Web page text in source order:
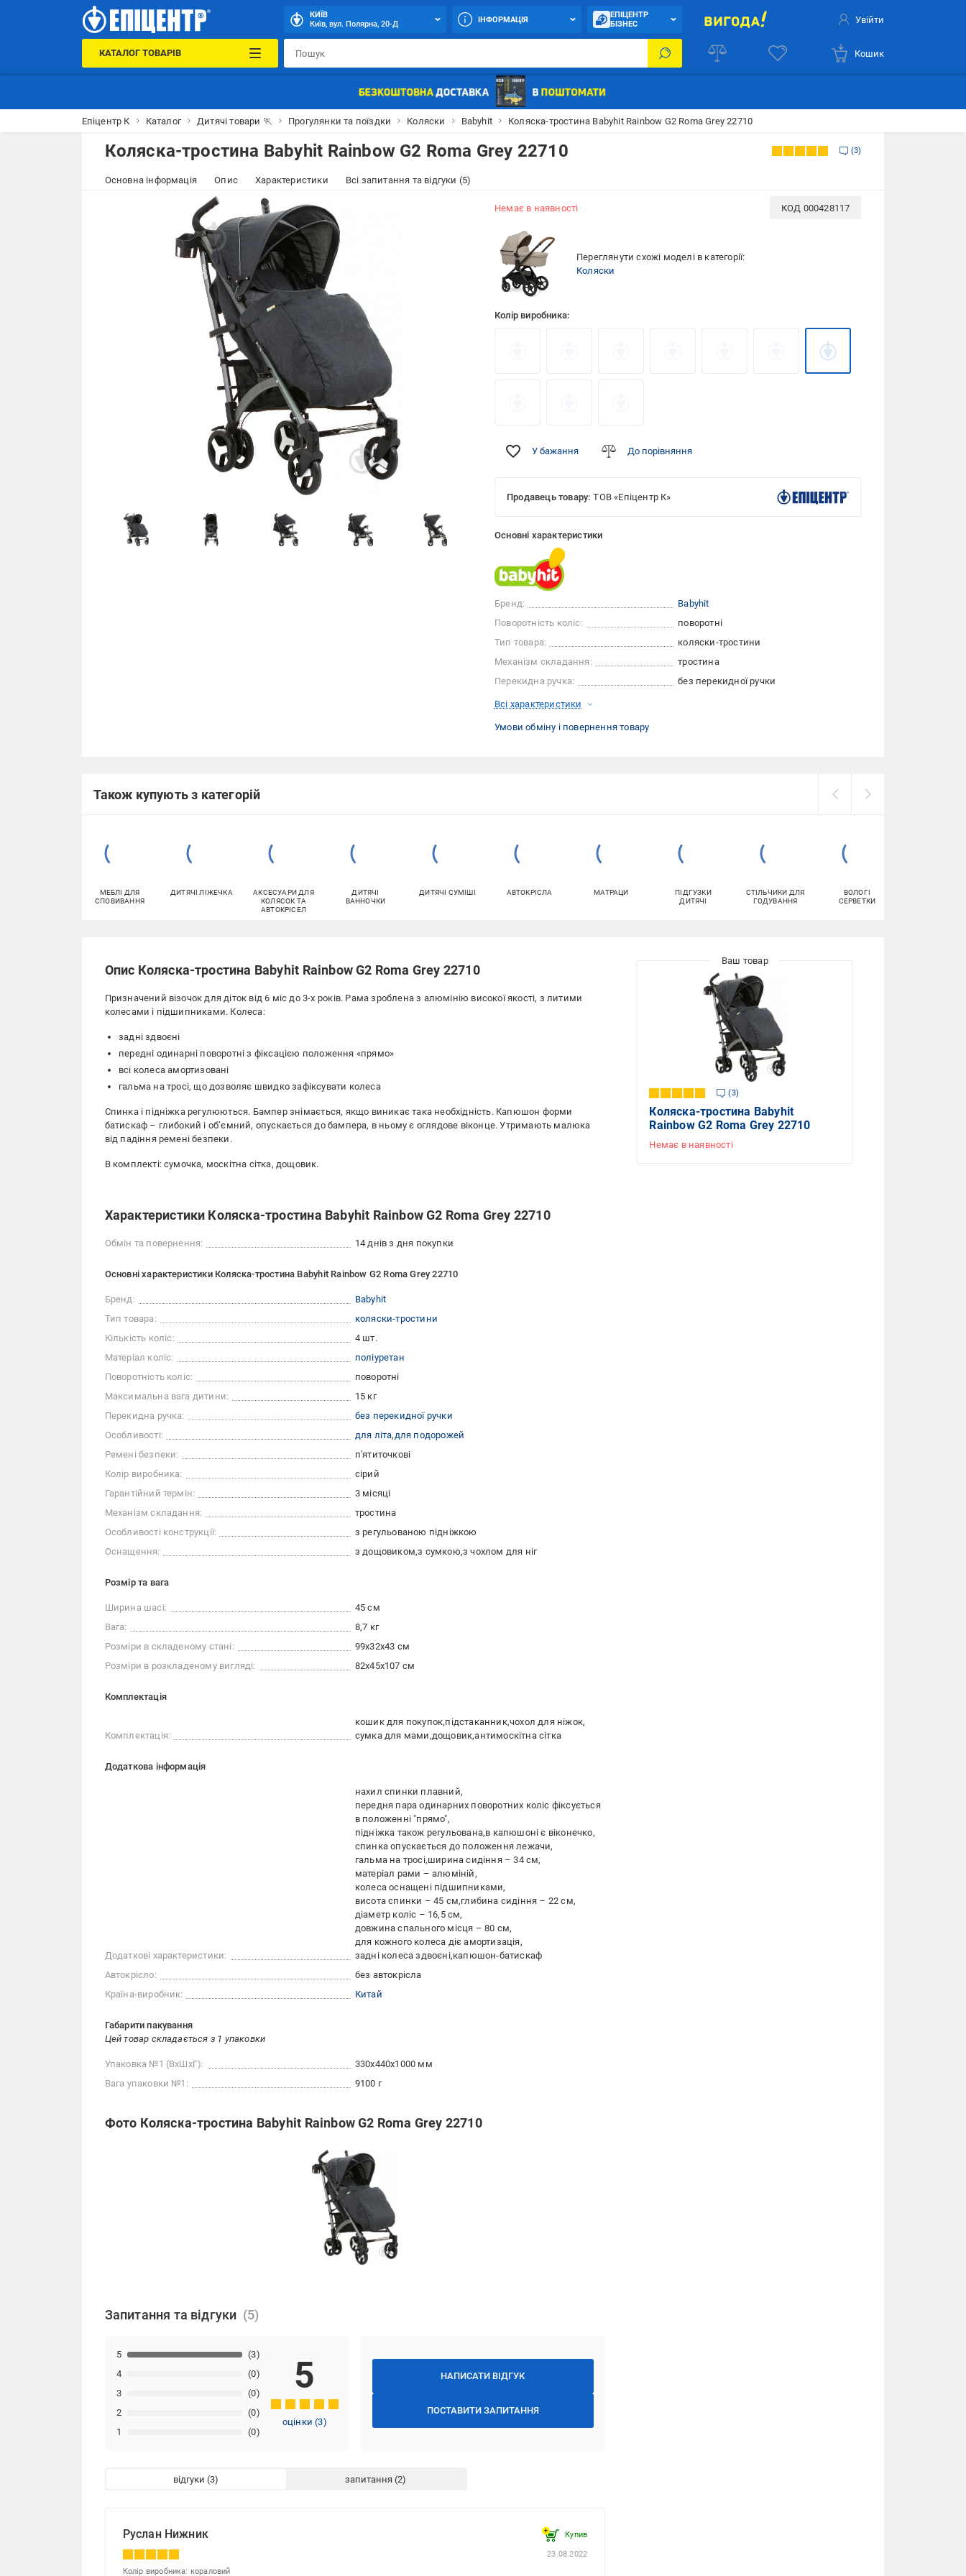
КИЇВ
Київ, вул. Полярна, 20-Д
ІНФОРМАЦІЯ
ЕПІЦЕНТР
БІЗНЕС
Увійти
КАТАЛОГ ТОВАРІВ Кошик
Епіцентр К Каталог Дитячі товари 🏃 Прогулянки та поїздки Коляски Babyhit Коляска-тростина Babyhit Rainbow G2 Roma Grey 22710
Коляска-тростина Babyhit Rainbow G2 Roma Grey 22710 3
Основна інформація Опис Характеристики Всі запитання та відгуки (5)
Немає в наявності КОД 000428117
Переглянути схожі моделі в категорії:
Коляски
Колір виробника:
У бажання До порівняння
Продавець товару: ТОВ «Епіцентр К»
Основні характеристики
Бренд:
Babyhit
Поворотність коліс:
поворотні
Тип товара:
коляски-тростини
Механізм складання:
тростина
Перекидна ручка:
без перекидної ручки
Всі характеристики
Умови обміну і повернення товару
Також купують з категорій
МЕБЛІ ДЛЯ
СПОВИВАННЯ
ДИТЯЧІ ЛІЖЕЧКА
АКСЕСУАРИ ДЛЯ
КОЛЯСОК ТА
АВТОКРІСЕЛ
ДИТЯЧІ
ВАННОЧКИ
ДИТЯЧІ СУМІШІ АВТОКРІСЛА МАТРАЦИ
ПІДГУЗКИ
ДИТЯЧІ
СТІЛЬЧИКИ ДЛЯ
ГОДУВАННЯ
ВОЛОГІ
СЕРВЕТКИ
Опис Коляска-тростина Babyhit Rainbow G2 Roma Grey 22710
Призначений візочок для діток від 6 міс до 3-х років. Рама зроблена з алюмінію високої якості, з литими
колесами і підшипниками. Колеса:
задні здвоєні
передні одинарні поворотні з фіксацією положення «прямо»
всі колеса амортизовані
гальма на тросі, що дозволяє швидко зафіксувати колеса
Спинка і підніжка регулюються. Бампер знімається, якщо виникає така необхідність. Капюшон форми
батискаф – глибокий і об’ємний, опускається до бампера, в ньому є оглядове віконце. Утримають малюка
від падіння ремені безпеки.
В комплекті: сумочка, москітна сітка, дощовик.
Характеристики Коляска-тростина Babyhit Rainbow G2 Roma Grey 22710
Обмін та повернення: 14 днів з дня покупки
Основні характеристики Коляска-тростина Babyhit Rainbow G2 Roma Grey 22710
Бренд:
Babyhit
Тип товара:
коляски-тростини
Кількість коліс:
4 шт.
Матеріал коліс:
поліуретан
Поворотність коліс:
поворотні
Максимальна вага дитини:
15 кг
Перекидна ручка:
без перекидної ручки
Особливості:
для літа для подорожей
Ремені безпеки:
п'ятиточкові
Колір виробника:
сірий
Гарантійний термін:
3 місяці
Механізм складання:
тростина
Особливості конструкції:
з регульованою підніжкою
Оснащення:
з дощовиком з сумкою з чохлом для ніг
Розмір та вага
Ширина шасі:
45 см
Вага:
8,7 кг
Розміри в складеному стані:
99х32х43 см
Розміри в розкладеному вигляді:
82х45х107 см
Комплектація
Комплектація:
кошик для покупок підстаканник чохол для ніжок
сумка для мами дощовик антимоскітна сітка
Додаткова інформація
Додаткові характеристики:
нахил спинки плавний
передня пара одинарних поворотних коліс фіксується
в положенні "прямо"
підніжка також регульована в капюшоні є віконечко
спинка опускається до положення лежачи
гальма на тросі ширина сидіння – 34 см
матеріал рами – алюміній
колеса оснащені підшипниками
висота спинки – 45 см глибина сидіння – 22 см
діаметр коліс – 16,5 см
довжина спального місця – 80 см
для кожного колеса діє амортизація
задні колеса здвоєні капюшон-батискаф
Автокрісло:
без автокрісла
Країна-виробник:
Китай
Габарити пакування
Цей товар складається з 1 упаковки
Упаковка №1 (ВхШхГ):
330x440x1000 мм
Вага упаковки №1:
9100 г
Фото Коляска-тростина Babyhit Rainbow G2 Roma Grey 22710
Запитання та відгуки
НАПИСАТИ ВІДГУК
ПОСТАВИТИ ЗАПИТАННЯ
1 (0)
2 (0)
3 (0)
4 (0)
5 (3)
5
оцінки(3)
відгуки запитання
Руслан Нижник Купив
23.08.2022
Колір виробника: кораловий
3
Коляска-тростина Babyhit
Rainbow G2 Roma Grey 22710
Немає в наявності